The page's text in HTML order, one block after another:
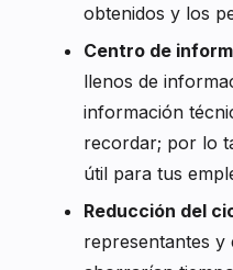
obtenidos y los
Centro de
llenos de
información
recordar; por lo
útil para tus
Reducción del
representantes y